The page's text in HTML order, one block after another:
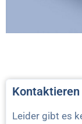
Leider gibt es